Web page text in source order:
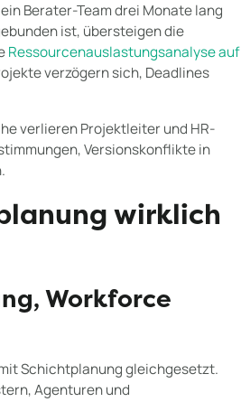
Berater-Team drei Monate lang
ist, übersteigen die
Ressourcenauslastungsanalyse auf
verzögern sich, Deadlines
verlieren Projektleiter und HR-
Versionskonflikte in
wirklich
Workforce
Schichtplanung gleichgesetzt.
Agenturen und